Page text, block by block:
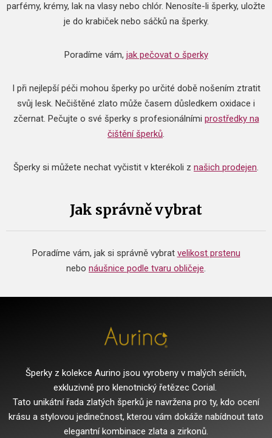
parfémy, krémy, lak na vlasy nebo chlór. Nenosíte-li šperky, uložte
je do krabiček nebo sáčků na šperky.
Poradíme vám, jak pečovat o šperky
I při nejlepší péči mohou šperky po určité době nošením ztratit
svůj lesk. Nečištěné zlato může časem důsledkem oxidace i
zčernat. Pečujte o své šperky s profesionálními prostředky na
čištění šperků.
Šperky si můžete nechat vyčistit v kterékoli z našich prodejen.
Jak správně vybrat
Poradíme vám, jak si správně vybrat velikost prstenu
nebo náušnice podle tvaru obličeje.
Šperky z kolekce Aurino jsou vyrobeny v malých sériích,
exkluzivně pro klenotnický řetězec Corial.
Tato unikátní řada zlatých šperků je navržena pro ty, kdo ocení
krásu a stylovou jedinečnost, kterou vám dokáže nabídnout tato
elegantní kombinace zlata a zirkonů.